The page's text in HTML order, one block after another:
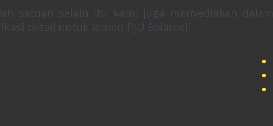
satuan selain itu kami juga menyediakan dalam
detail untuk lampu PJU Solarcell :